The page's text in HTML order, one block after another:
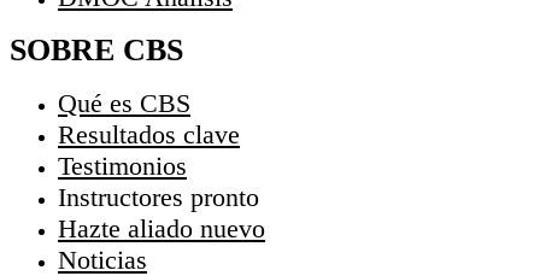
SOBRE CBS
Qué es CBS
Resultados clave
Testimonios
Instructores pronto
Hazte aliado nuevo
Noticias